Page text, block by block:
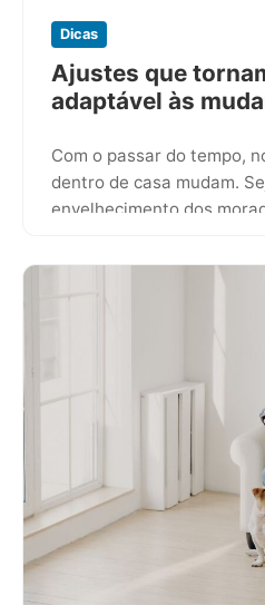
Dicas
Ajustes que
adaptável às
Com o passar do tempo,
dentro de casa mudam.
envelhecimento dos